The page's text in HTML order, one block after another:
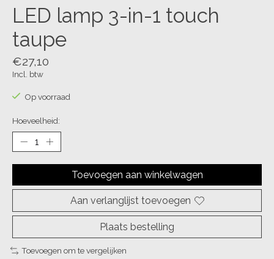
LED lamp 3-in-1 touch
taupe
€27,10
Incl. btw
Op voorraad
Hoeveelheid:
Toevoegen aan winkelwagen
Aan verlanglijst toevoegen
Plaats bestelling
Toevoegen om te vergelijken